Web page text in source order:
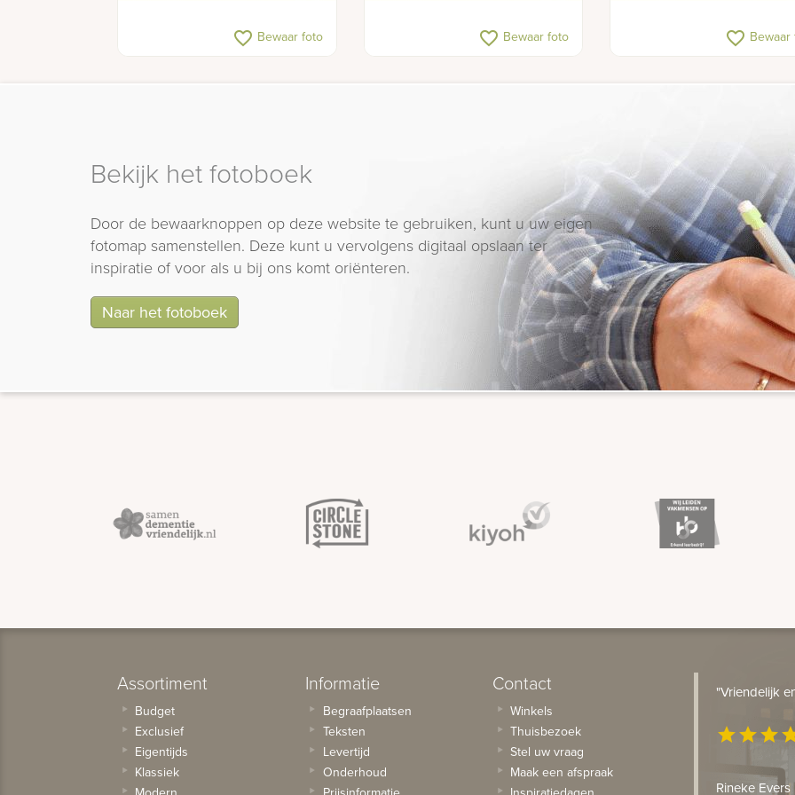
favorite_border Bewaar foto favorite_border Bewaar foto favorite_border Bewaar
Bekijk het fotoboek
Door de bewaarknoppen op deze website te gebruiken, kunt u uw eigen
fotomap samenstellen. Deze kunt u vervolgens digitaal opslaan ter
inspiratie of voor als u bij ons komt oriënteren.
Naar het fotoboek
Assortiment
Budget
Exclusief
Eigentijds
Klassiek
Informatie
Begraafplaatsen
Teksten
Levertijd
Onderhoud
Contact
Winkels
Thuisbezoek
Stel uw vraag
Maak een afspraak
"Vriendelijk
starstarstar
Rineke